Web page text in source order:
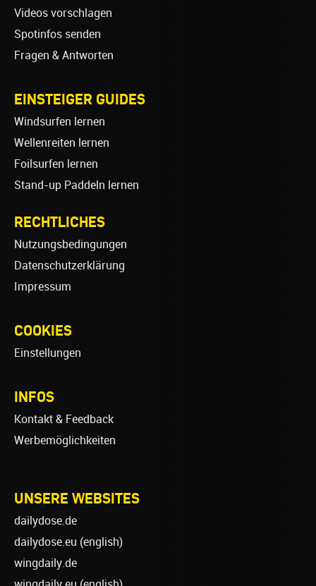
Videos vorschlagen
Spotinfos senden
Fragen & Antworten
EINSTEIGER GUIDES
Windsurfen lernen
Wellenreiten lernen
Foilsurfen lernen
Stand-up Paddeln lernen
RECHTLICHES
Nutzungsbedingungen
Datenschutzerklärung
Impressum
COOKIES
Einstellungen
INFOS
Kontakt & Feedback
Werbemöglichkeiten
UNSERE WEBSITES
dailydose.de
dailydose.eu (english)
wingdaily.de